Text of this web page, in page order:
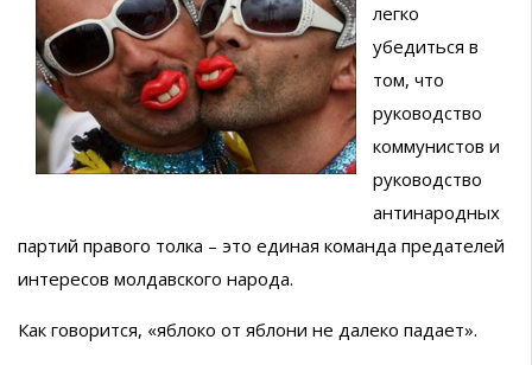
легко
убедиться в
том, что
руководство
коммунистов и
руководство
антинародных
партий правого толка – это единая команда предателей
интересов молдавского народа.
Как говорится, «яблоко от яблони не далеко падает».